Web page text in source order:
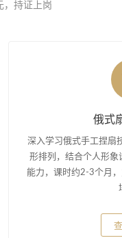
持证上岗
俄式
深入学习俄式手工捏扇
形排列，结合个人形象
能力，课时约2-3个月